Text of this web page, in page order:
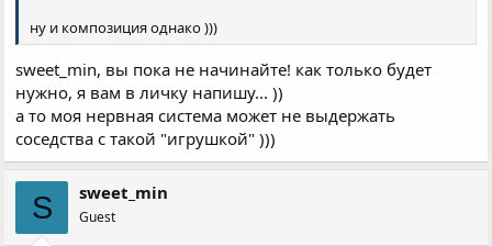
ну и композиция однако )))
sweet_min, вы пока не начинайте! как только будет
нужно, я вам в личку напишу... ))
а то моя нервная система может не выдержать
соседства с такой "игрушкой" )))
S sweet_min
Guest